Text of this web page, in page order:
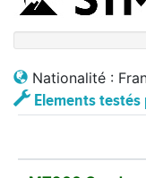
Nationalité :
Elements